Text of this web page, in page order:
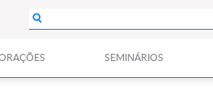
SEMINÁRIOS